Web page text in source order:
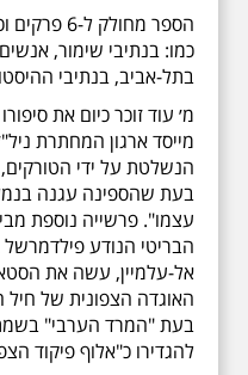
הספר
כמו: בנתיבי שימור,
בתל-אביב, בנתיבי
מ׳ עוד זוכר כיום את
מייסד ארגון המחתרת
הנשלטת על ידי
בעת שהספינה עגנה
עצמו". פרשייה נוספת
הבריטי הנודע פילדמרשל
אל-עלמיין, עשה את
האוגדה הצפונית של
בעת "המרד הערבי"
להגדירו כ"אלוף פיקוד